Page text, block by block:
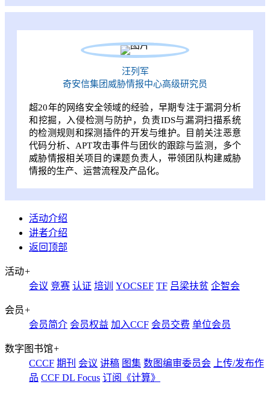
汪列军
奇安信集团威胁情报中心高级研究员
超20年的网络安全领域的经验，早期专注于漏洞分析
和挖掘，入侵检测与防护，负责IDS与漏洞扫描系统
的检测规则和探测插件的开发与维护。目前关注恶意
代码分析、APT攻击事件与团伙的跟踪与监测，多个
威胁情报相关项目的课题负责人，带领团队构建威胁
情报的生产、运营流程及产品化。
活动介绍
讲者介绍
返回顶部
活动+
会议 竞赛 认证 培训 YOCSEF TF 吕梁扶贫 企智会
会员+
会员简介 会员权益 加入CCF 会员交费 单位会员
数字图书馆+
CCCF 期刊 会议 讲稿 图集 数图编审委员会
上传/发布作
品 CCF DL Focus 订阅《计算》